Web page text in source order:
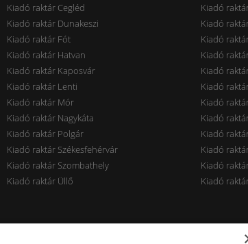
Kiadó raktár Cegléd
Kiadó
Kiadó raktár Dunakeszi
Kiadó
Kiadó raktár Fót
Kiadó
Kiadó raktár Hatvan
Kiadó
Kiadó raktár Kaposvár
Kiadó
Kiadó raktár Lenti
Kiadó
Kiadó raktár Mór
Kiadó
Kiadó raktár Nagykáta
Kiadó
Kiadó raktár Polgár
Kiadó
Kiadó raktár Székesfehérvár
Kiadó
Kiadó raktár Szombathely
Kiadó
Kiadó raktár Üllő
Kiadó